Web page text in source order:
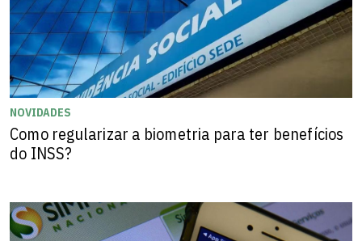
NOVIDADES
Como regularizar a biometria para ter benefícios
do INSS?